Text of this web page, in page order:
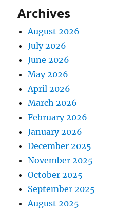
Archives
August 2026
July 2026
June 2026
May 2026
April 2026
March 2026
February 2026
January 2026
December 2025
November 2025
October 2025
September 2025
August 2025